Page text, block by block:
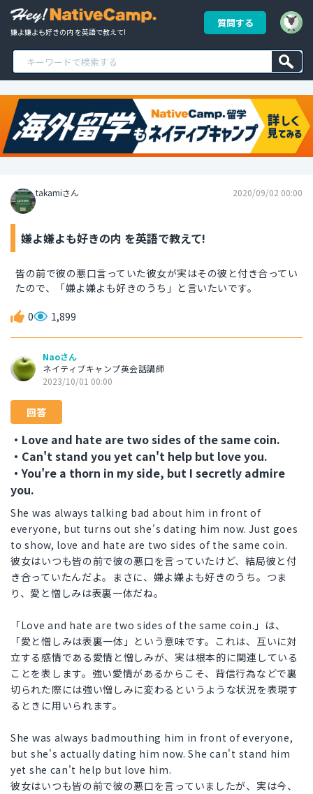
嫌よ嫌よも好きの内 を英語で教えて!
質問する
takamiさん 2020/09/02 00:00
嫌よ嫌よも好きの内 を英語で教えて!
皆の前で彼の悪口言っていた彼女が実はその彼と付き合ってい
たので、「嫌よ嫌よも好きのうち」と言いたいです。
0 1,899
Naoさん
ネイティブキャンプ英会話講師
2023/10/01 00:00
回答
・Love and hate are two sides of the same coin.
・Can't stand you yet can't help but love you.
・You're a thorn in my side, but I secretly admire
you.
She was always talking bad about him in front of
everyone, but turns out she's dating him now. Just goes
to show, love and hate are two sides of the same coin.
彼女はいつも皆の前で彼の悪口を言っていたけど、結局彼と付
き合っていたんだよ。まさに、嫌よ嫌よも好きのうち。つま
り、愛と憎しみは表裏一体だね。
「Love and hate are two sides of the same coin.」は、
「愛と憎しみは表裏一体」という意味です。これは、互いに対
立する感情である愛情と憎しみが、実は根本的に関連している
ことを表します。強い愛情があるからこそ、背信行為などで裏
切られた際には強い憎しみに変わるというような状況を表現す
るときに用いられます。
She was always badmouthing him in front of everyone,
but she's actually dating him now. She can't stand him
yet she can't help but love him.
彼女はいつも皆の前で彼の悪口を言っていましたが、実は今、